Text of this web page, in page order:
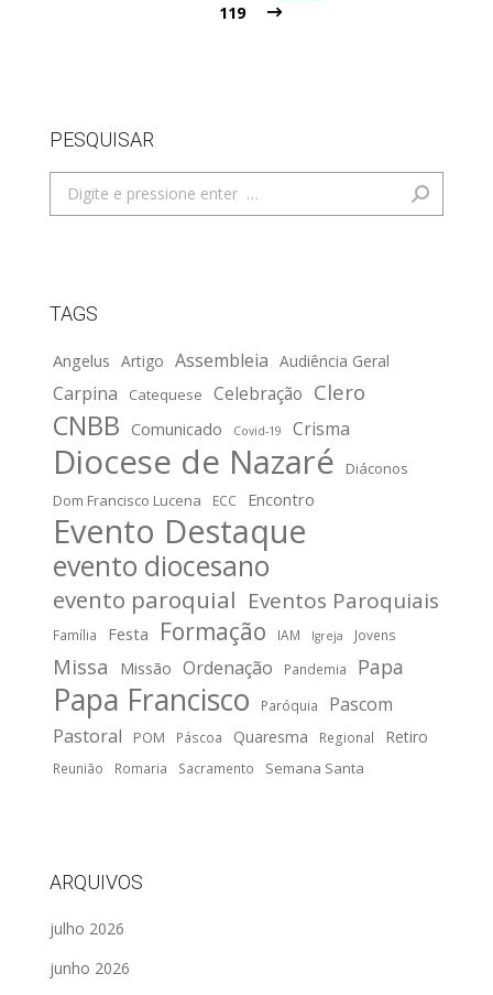
119
PESQUISAR
Search:
TAGS
Angelus Artigo Assembleia Audiência Geral
Carpina Catequese Celebração Clero
CNBB Comunicado Covid-19 Crisma
Diocese de Nazaré
Diáconos
Dom Francisco Lucena
ECC Encontro
Evento Destaque
evento diocesano
evento paroquial Eventos Paroquiais
Família Festa Formação IAM Igreja Jovens
Missa Missão Ordenação Pandemia Papa
Papa Francisco Paróquia
Pascom
Pastoral
POM Páscoa Quaresma Regional Retiro
Reunião Romaria Sacramento Semana Santa
ARQUIVOS
julho 2026
junho 2026